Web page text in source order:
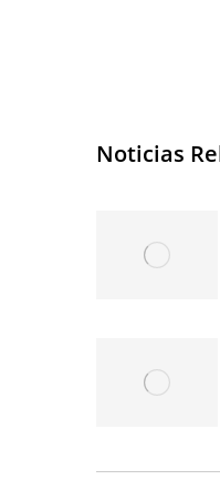
Noticias